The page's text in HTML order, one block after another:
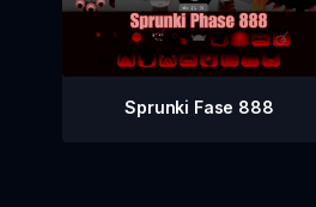
Sprunki Fase 888